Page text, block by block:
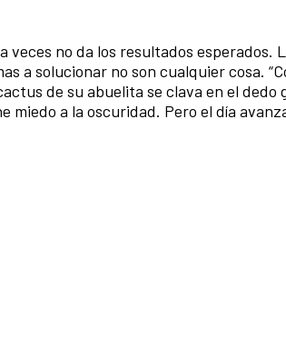
no da los resultados esperados.
a solucionar no son cualquier cosa.
de su abuelita se clava en el dedo
miedo a la oscuridad. Pero el día